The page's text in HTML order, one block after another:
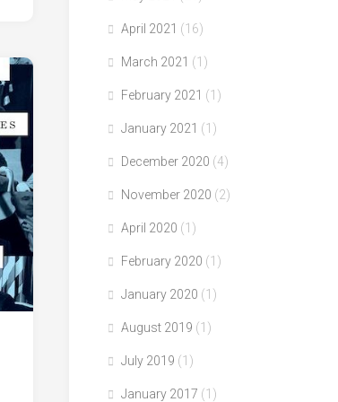
April 2021 (16)
March 2021 (1)
February 2021 (1)
January 2021 (1)
December 2020 (4)
November 2020 (2)
April 2020 (1)
February 2020 (1)
January 2020 (1)
August 2019 (1)
July 2019 (1)
January 2017 (1)